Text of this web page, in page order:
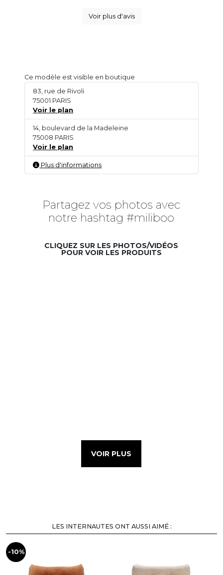
Voir plus d'avis
Ce modèle est visible en boutique
83, rue de Rivoli
75001 PARIS
Voir le plan
14, boulevard de la Madeleine
75008 PARIS
Voir le plan
Plus d'informations
Partagez vos photos avec
notre hashtag #miliboo
CLIQUEZ SUR LES PHOTOS/VIDÉOS
POUR VOIR LES PRODUITS
VOIR PLUS
LES INTERNAUTES ONT AUSSI AIMÉ :
-10%